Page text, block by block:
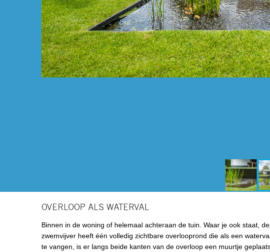
OVERLOOP ALS WATERVAL
Binnen in de woning of helemaal achteraan de tuin. Waar je ook staat,
zwemvijver heeft één volledig zichtbare overlooprond die als een
te vangen, is er langs beide kanten van de overloop een muurtje